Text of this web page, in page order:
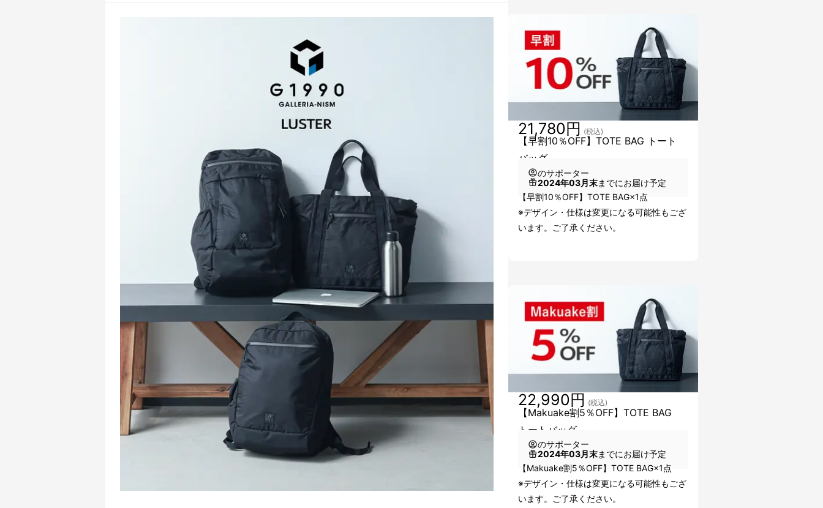
【早割10％OFF】TOTE BAG トート
バッグ
21,780円 (税込)
のサポーター
2024年03月末までにお届け予定
【早割10％OFF】TOTE BAG×1点
※デザイン・仕様は変更になる可能性もござ
います。ご了承ください。
【Makuake割5％OFF】TOTE BAG
トートバッグ
22,990円 (税込)
のサポーター
2024年03月末までにお届け予定
【Makuake割5％OFF】TOTE BAG×1点
※デザイン・仕様は変更になる可能性もござ
います。ご了承ください。